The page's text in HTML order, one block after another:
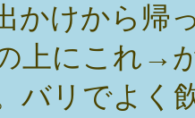
かけから帰
上にこれ→
バリでよく